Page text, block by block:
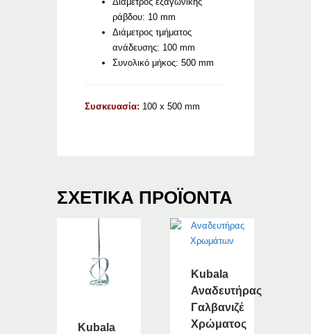
ράβδου: 10 mm
Διάμετρος τμήματος
ανάδευσης: 100 mm
Συνολικό μήκος: 500 mm
Συσκευασία: 100 x 500 mm
ΣΧΕΤΙΚΆ ΠΡΟΪΌΝΤΑ
Kubala
Kubala
Αναδευτήρας
Γαλβανιζέ
Χρώματος